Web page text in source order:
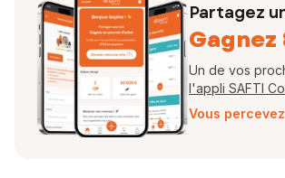
Partagez
Un de vos
l'appli SAFTI
Vous